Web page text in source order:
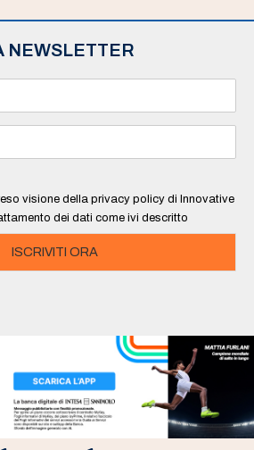
NEWSLETTER
visione della privacy policy di Innovative
dei dati come ivi descritto
ISCRIVITI ORA